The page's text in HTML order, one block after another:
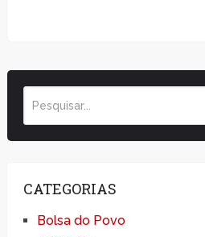
CATEGORIAS
Bolsa do Povo